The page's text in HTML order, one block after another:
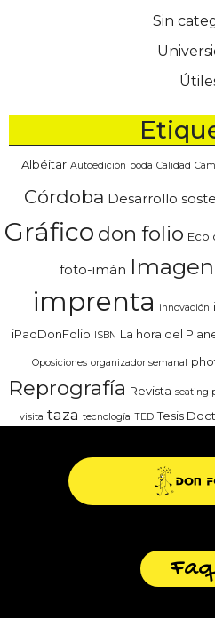
Sin
Albéitar Autoedición boda Calidad
Córdoba Desarrollo
Gráfico don folio
foto-imán
imprenta innovación
iPadDonFolio ISBN La hora del
Oposiciones organizador semanal
Reprografía Revista seating
visita taza tecnología TED Tesis